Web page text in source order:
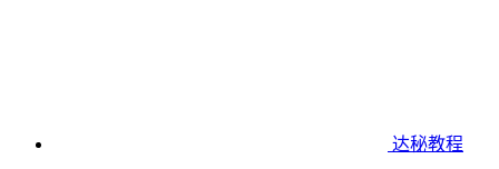
达秘教程